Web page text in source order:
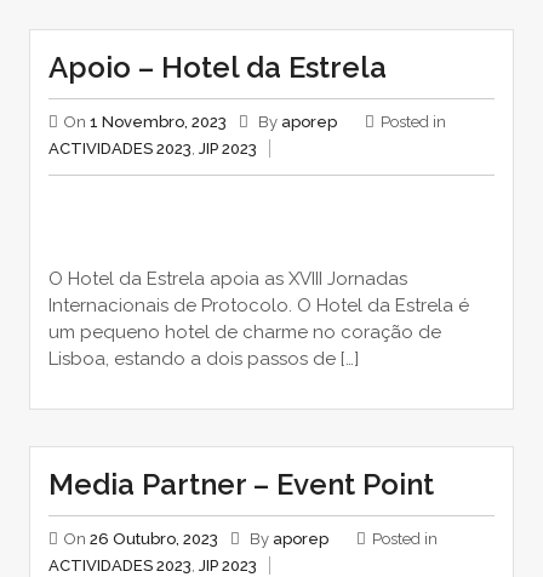
Apoio – Hotel da Estrela
On 1 Novembro, 2023 By aporep
Posted in
ACTIVIDADES 2023 JIP 2023
O Hotel da Estrela apoia as XVIII Jornadas
Internacionais de Protocolo. O Hotel da Estrela é
um pequeno hotel de charme no coração de
Lisboa, estando a dois passos de […]
Media Partner – Event Point
On 26 Outubro, 2023 By aporep
Posted in
ACTIVIDADES 2023, JIP 2023